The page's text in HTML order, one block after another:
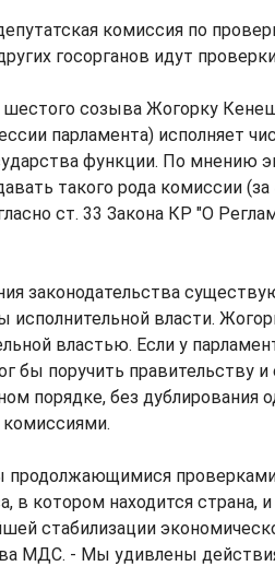
комиссия по
госорганов идут
созыва Жогорку
парламента) исполняет
функции. По мнению
такого рода комиссии
ст. 33 Закона КР "О
законодательства
исполнительной власти.
властью. Если у
бы поручить правительству
порядке, без дублирования
проверками
в котором находится страна,
стабилизации
МДС. - Мы удивлены